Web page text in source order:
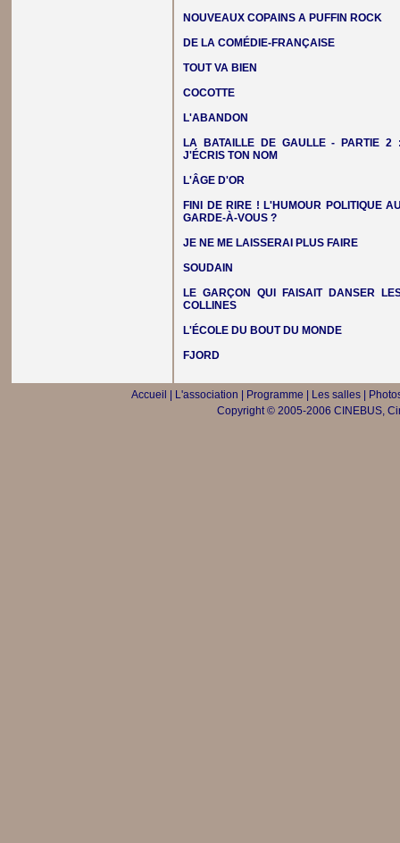
NOUVEAUX COPAINS A PUFFIN ROCK
DE LA COMÉDIE-FRANÇAISE
TOUT VA BIEN
COCOTTE
L'ABANDON
LA BATAILLE DE GAULLE - PARTIE 2
J'ÉCRIS TON NOM
L'ÂGE D'OR
FINI DE RIRE ! L'HUMOUR POLITIQUE
GARDE-À-VOUS ?
JE NE ME LAISSERAI PLUS FAIRE
SOUDAIN
LE GARÇON QUI FAISAIT DANSER
COLLINES
L'ÉCOLE DU BOUT DU MONDE
FJORD
Accueil L'association Programme Les salles|
Copyright © 2005-2006 CINEBUS,